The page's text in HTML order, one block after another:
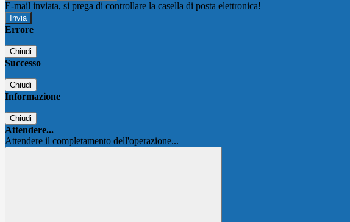
E-mail inviata, si prega di controllare la casella di posta elettronica!
Errore
Chiudi
Successo
Chiudi
Informazione
Chiudi
Attendere...
Attendere il completamento dell'operazione...